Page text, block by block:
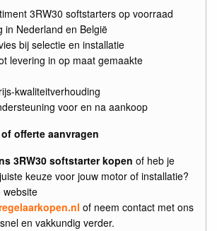
3RW30 softstarters op voorraad
in Nederland en België
bij selectie en installatie
levering in op maat gemaakte
kwaliteitverhouding
voor en na aankoop
offerte aanvragen
3RW30 softstarter kopen of heb je
keuze voor jouw motor of installatie?
website
of neem contact met ons
en vakkundig verder.